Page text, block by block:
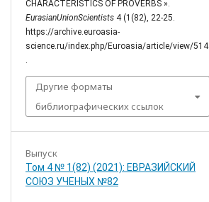
CHARACTERISTICS OF PROVERBS ».
EurasianUnionScientists 4 (1(82), 22-25.
https://archive.euroasia-
science.ru/index.php/Euroasia/article/view/514
Другие форматы
библиографических ссылок
Выпуск
Том 4 № 1(82) (2021): ЕВРАЗИЙСКИЙ
СОЮЗ УЧЕНЫХ №82